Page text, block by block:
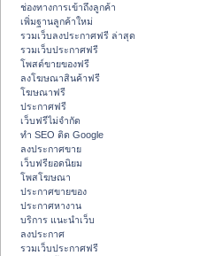
ช่องทางการเข้าถึงลูกค้า
เพิ่มฐานลูกค้าใหม่
รวมเว็บลงประกาศฟรี ล่าสุด
รวมเว็บประกาศฟรี
โพสต์ขายของฟรี
ลงโฆษณาสินค้าฟรี
โฆษณาฟรี
ประกาศฟรี
เว็บฟรีไม่จำกัด
ทำ SEO ติด Google
ลงประกาศขาย
เว็บฟรียอดนิยม
โพสโฆษณา
ประกาศขายของ
ประกาศหางาน
บริการ แนะนำเว็บ
ลงประกาศ
รวมเว็บประกาศฟรี